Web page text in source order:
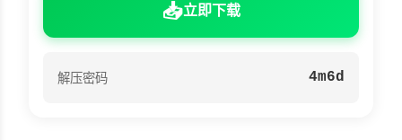
📥立即下载
解压密码 4m6d